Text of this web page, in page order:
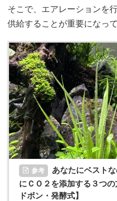
そこで、エアレーションを
供給することが重要になって
参考
あなたにベスト
にＣＯ２を添加する３つ
ドボン・発酵式】